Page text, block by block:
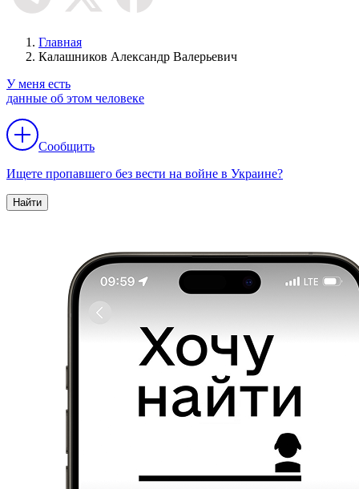
Главная
Калашников Александр Валерьевич
У меня есть
данные об этом человеке
Сообщить
Ищете пропавшего без вести на войне в Украине?
Найти